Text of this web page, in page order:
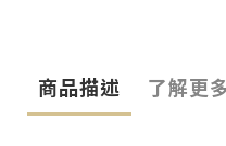
商品描述 了解更